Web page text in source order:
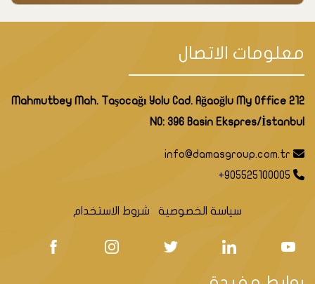
معلومات الاتصال
Mahmutbey Mah. Taşocağı Yolu Cad. Ağaoğlu My Office 212
NO: 396 Basin Ekspres/İstanbul
info@damasgroup.com.tr
+905525100005
سياسة الخصوصية شروط الاستخدام